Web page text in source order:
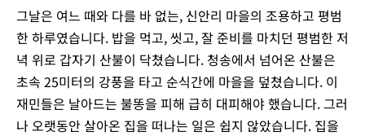
그날은 여느 때와 다를 바 없는, 신안리 마을의 조용하고 평범
한 하루였습니다. 밥을 먹고, 씻고, 잘 준비를 마치던 평범한 저
녁 위로 갑자기 산불이 닥쳤습니다. 청송에서 넘어온 산불은
초속 25미터의 강풍을 타고 순식간에 마을을 덮쳤습니다. 이
재민들은 날아드는 불똥을 피해 급히 대피해야 했습니다. 그러
나 오랫동안 살아온 집을 떠나는 일은 쉽지 않았습니다. 집을